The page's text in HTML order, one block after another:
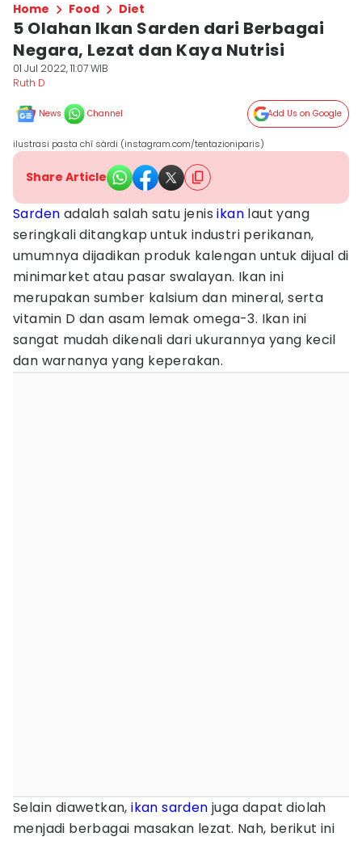
Home Food Diet
5 Olahan Ikan Sarden dari Berbagai
Negara, Lezat dan Kaya Nutrisi
01 Jul 2022, 11:07 WIB
Ruth D
News Channel Add Us on Google
ilustrasi pasta chî sàrdi (instagram.com/tentazioniparis)
Share Article
Sarden adalah salah satu jenisikan laut yang
seringkali ditangkap untuk industri perikanan,
umumnya dijadikan produk kalengan untuk dijual di
minimarket atau pasar swalayan. Ikan ini
merupakan sumber kalsium dan mineral, serta
vitamin D dan asam lemak omega-3. Ikan ini
sangat mudah dikenali dari ukurannya yang kecil
dan warnanya yang keperakan.
Selain diawetkan,ikan sarden juga dapat diolah
menjadi berbagai masakan lezat. Nah, berikut ini